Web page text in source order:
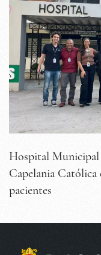
Hospital Municipal
Capelania
pacientes